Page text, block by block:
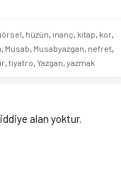
, hüzün, inanç, kitap, kor,
, Musab, Musabyazgan, nefret,
, tiyatro, Yazgan, yazmak
alan yoktur.